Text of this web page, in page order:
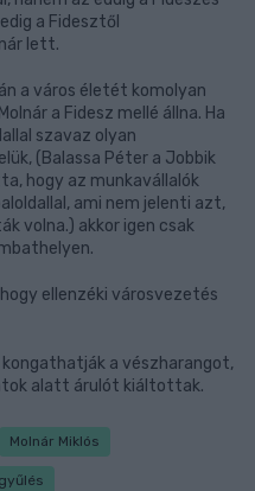
a Fidesztől
lett.
a város életét komolyan
a Fidesz mellé állna. Ha
szavaz olyan
(Balassa Péter a Jobbik
hogy az munkavállalók
ami nem jelenti azt,
volna.) akkor igen csak
ellenzéki városvezetés
kongathatják a vészharangot,
alatt árulót kiáltottak.
Molnár Miklós